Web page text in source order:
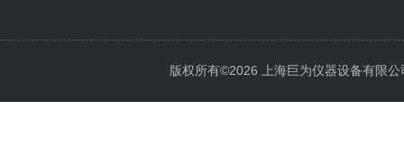
版权所有©2026 上海巨为仪器设备有限